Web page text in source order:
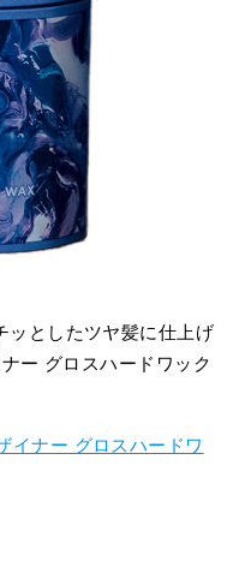
ッとしたツヤ髪に仕上げ
ー グロスハードワック
イナー グロスハードワ